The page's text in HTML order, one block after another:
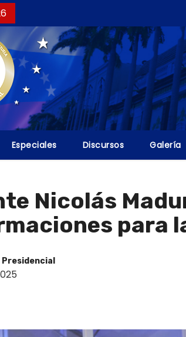
Especiales Discursos Galería
Nicolás
para
Presidencial